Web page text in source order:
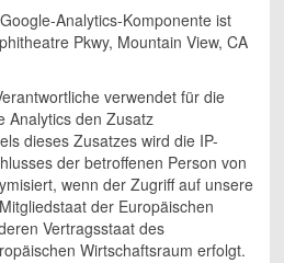
Analytics-Komponente ist
Pkwy, Mountain View, CA
verwendet für die
Analytics den Zusatz
dieses Zusatzes wird die IP-
der betroffenen Person von
wenn der Zugriff auf unsere
der Europäischen
Vertragsstaat des
Wirtschaftsraum erfolgt.